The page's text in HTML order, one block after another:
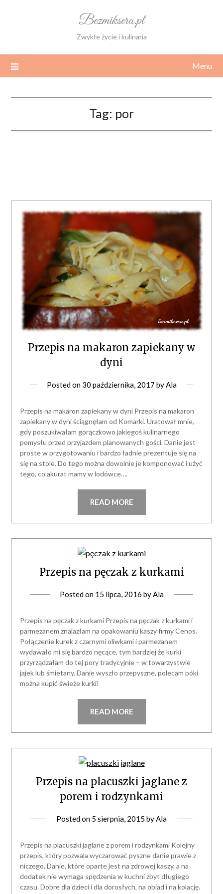
Bezmiksera.pl
Zwykłe życie i kulinaria
Menu
Tag: por
Przepis na makaron zapiekany w
dyni
Posted on 30 października, 2017 byAla
Przepis na makaron zapiekany w dyni Przepis na makaron
zapiekany w dyni ściągnęłam od Komarki. Uratował mnie,
gdy poszukiwałam gorączkowo jakiegoś kulinarnego
pomysłu przed przyjazdem planowanych gości. Danie jest
proste w przygotowaniu i bardzo ładnie prezentuje się na
się na stole. Do tego można dowolnie je komponować i użyć
tego, co akurat mamy w lodówce….
READ MORE
Przepis na pęczak z kurkami
Posted on 15 lipca, 2016 byAla
Przepis na pęczak z kurkami Przepis na pęczak z kurkami i
parmezanem znalazłam na opakowaniu kaszy firmy Cenos.
Połączenie kurek z czarnymi oliwkami i parmezanem
wydawało mi się bardzo nęcące, tym bardziej że kurki
przyrządzałam do tej pory tradycyjnie – w towarzystwie
jajek lub śmietany. Danie wyszło przepyszne, polecam póki
można kupić świeże kurki!
READ MORE
Przepis na placuszki jaglane z
porem i rodzynkami
Posted on 5 sierpnia, 2015 byAla
Przepis na placuszki jaglane z porem i rodzynkami Kolejny
przepis, który pozwala wyczarować pyszne danie prawie z
niczego. Danie, które oparte jest na zdrowej kaszy, a na
dodatek nie wymaga spędzenia w kuchni zbyt długiego
czasu. Dobre dla dzieci i dla dorosłych, na obiad i na kolację.